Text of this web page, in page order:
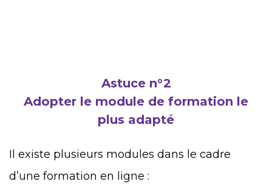
Astuce n°2
Adopter le module de formation le
plus adapté
Il existe plusieurs modules dans le cadre
d’une formation en ligne :